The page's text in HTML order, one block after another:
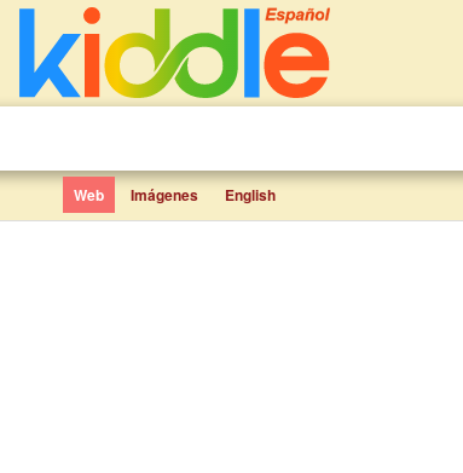
Web Imágenes English